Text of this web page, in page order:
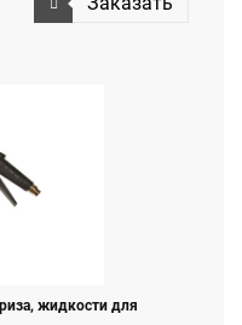
воздуха, воды,
жидкости для